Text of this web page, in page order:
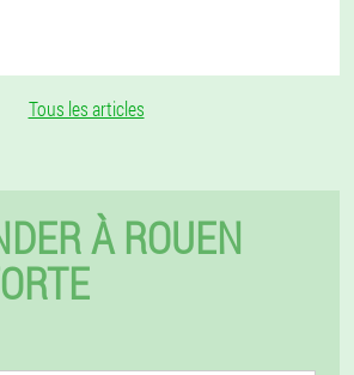
Tous les articles
À ROUEN